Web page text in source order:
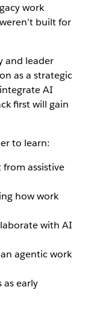
work
built for
and leader
as a strategic
AI
first will gain
to learn:
assistive
how work
with AI
agentic work
as early